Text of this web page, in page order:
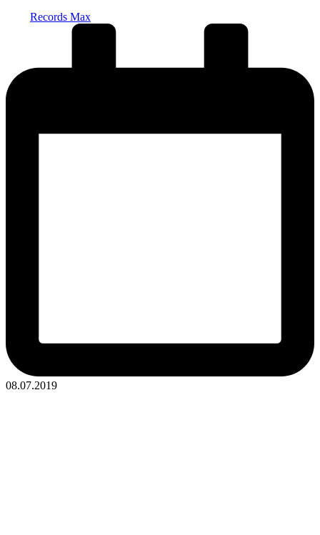
Records Max
08.07.2019